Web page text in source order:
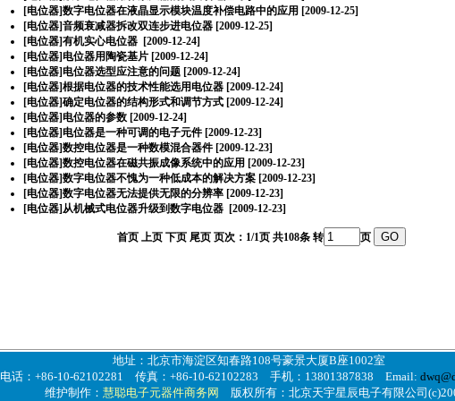
[电位器]数字电位器在液晶显示模块温度补偿电路中的应用 [2009-12-25]
[电位器]音频衰减器拆改双连步进电位器 [2009-12-25]
[电位器]有机实心电位器 [2009-12-24]
[电位器]电位器用陶瓷基片 [2009-12-24]
[电位器]电位器选型应注意的问题 [2009-12-24]
[电位器]根据电位器的技术性能选用电位器 [2009-12-24]
[电位器]确定电位器的结构形式和调节方式 [2009-12-24]
[电位器]电位器的参数 [2009-12-24]
[电位器]电位器是一种可调的电子元件[2009-12-23]
[电位器]数控电位器是一种数模混合器件[2009-12-23]
[电位器]数控电位器在磁共振成像系统中的应用 [2009-12-23]
[电位器]数字电位器不愧为一种低成本的解决方案 [2009-12-23]
[电位器]数字电位器无法提供无限的分辨率 [2009-12-23]
[电位器]从机械式电位器升级到数字电位器 [2009-12-23]
首页 上页 下页 尾页 页次：1/1页 共108条 转 页
地址：北京市海淀区知春路108号豪景大厦B座1002室
电话：+86-10-62102281 传真：+86-10-62102283 手机：13801387838 Email:
维护制作： 慧聪电子元器件商务网 版权所有：北京天宇星辰电子有限公司